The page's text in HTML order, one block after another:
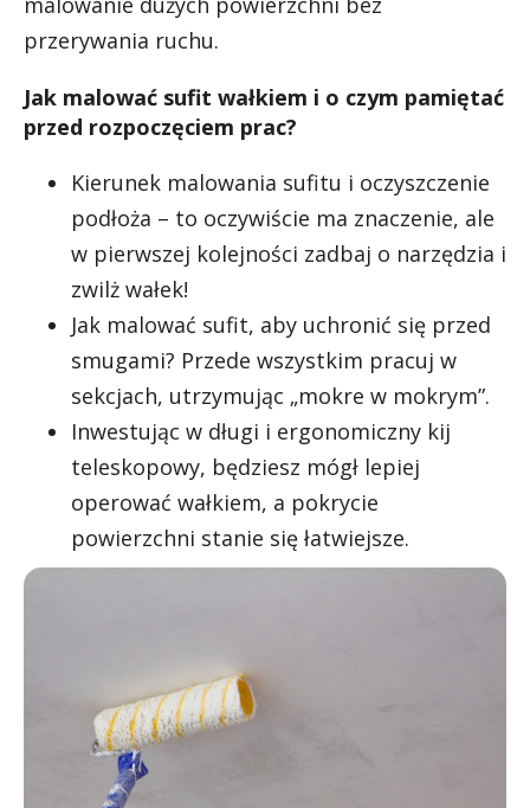
przerywania ruchu.
Jak malować sufit wałkiem i o czym pamiętać
przed rozpoczęciem prac?
Kierunek malowania sufitu i oczyszczenie
podłoża – to oczywiście ma znaczenie, ale
w pierwszej kolejności zadbaj o narzędzia i
zwilż wałek!
Jak malować sufit, aby uchronić się przed
smugami? Przede wszystkim pracuj w
sekcjach, utrzymując „mokre w mokrym”.
Inwestując w długi i ergonomiczny kij
teleskopowy, będziesz mógł lepiej
operować wałkiem, a pokrycie
powierzchni stanie się łatwiejsze.